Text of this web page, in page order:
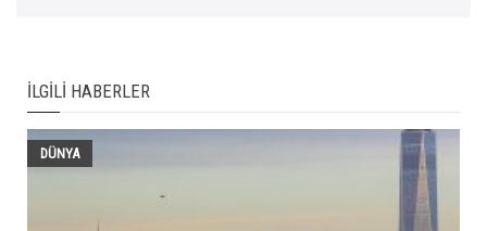
İLGILI HABERLER
DÜNYA